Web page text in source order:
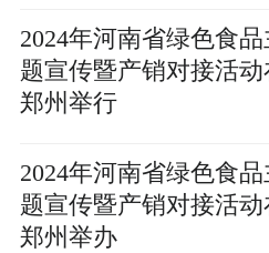
2024年河南省绿色食品
题宣传暨产销对接活动
郑州举行
2024年河南省绿色食品
题宣传暨产销对接活动
郑州举办